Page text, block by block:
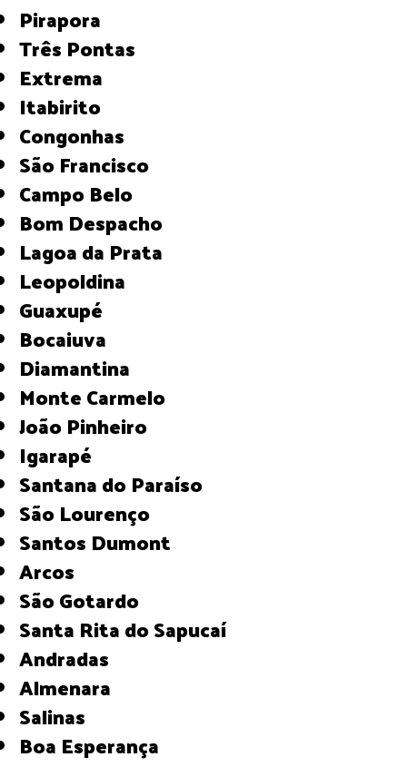
Pirapora
Três Pontas
Extrema
Itabirito
Congonhas
São Francisco
Campo Belo
Bom Despacho
Lagoa da Prata
Leopoldina
Guaxupé
Bocaiuva
Diamantina
Monte Carmelo
João Pinheiro
Igarapé
Santana do Paraíso
São Lourenço
Santos Dumont
Arcos
São Gotardo
Santa Rita do Sapucaí
Andradas
Almenara
Salinas
Boa Esperança